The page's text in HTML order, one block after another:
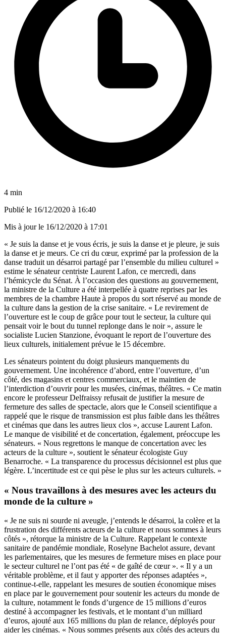
4 min
Publié le 16/12/2020 à 16:40
Mis à jour le 16/12/2020 à 17:01
« Je suis la danse et je vous écris, je suis la danse et je pleure, je suis
la danse et je meurs. Ce cri du cœur, exprimé par la profession de la
danse traduit un désarroi partagé par l’ensemble du milieu culturel »
estime le sénateur centriste Laurent Lafon, ce mercredi, dans
l’hémicycle du Sénat. À l’occasion des questions au gouvernement,
la ministre de la Culture a été interpellée à quatre reprises par les
membres de la chambre Haute à propos du sort réservé au monde de
la culture dans la gestion de la crise sanitaire. « Le revirement de
l’ouverture est le coup de grâce pour tout le secteur, la culture qui
pensait voir le bout du tunnel replonge dans le noir », assure le
socialiste Lucien Stanzione, évoquant le report de l’ouverture des
lieux culturels, initialement prévue le 15 décembre.
Les sénateurs pointent du doigt plusieurs manquements du
gouvernement. Une incohérence d’abord, entre l’ouverture, d’un
côté, des magasins et centres commerciaux, et le maintien de
l’interdiction d’ouvrir pour les musées, cinémas, théâtres. « Ce matin
encore le professeur Delfraissy refusait de justifier la mesure de
fermeture des salles de spectacle, alors que le Conseil scientifique a
rappelé que le risque de transmission est plus faible dans les théâtres
et cinémas que dans les autres lieux clos », accuse Laurent Lafon.
Le manque de visibilité et de concertation, également, préoccupe les
sénateurs. « Nous regrettons le manque de concertation avec les
acteurs de la culture », soutient le sénateur écologiste Guy
Benarroche. « La transparence du processus décisionnel est plus que
légère. L’incertitude est ce qui pèse le plus sur les acteurs culturels. »
« Nous travaillons à des mesures avec les acteurs du
monde de la culture »
« Je ne suis ni sourde ni aveugle, j’entends le désarroi, la colère et la
frustration des différents acteurs de la culture et nous sommes à leurs
côtés », rétorque la ministre de la Culture. Rappelant le contexte
sanitaire de pandémie mondiale, Roselyne Bachelot assure, devant
les parlementaires, que les mesures de fermeture mises en place pour
le secteur culturel ne l’ont pas été « de gaîté de cœur ». « Il y a un
véritable problème, et il faut y apporter des réponses adaptées »,
continue-t-elle, rappelant les mesures de soutien économique mises
en place par le gouvernement pour soutenir les acteurs du monde de
la culture, notamment le fonds d’urgence de 15 millions d’euros
destiné à accompagner les festivals, et le montant d’un milliard
d’euros, ajouté aux 165 millions du plan de relance, déployés pour
aider les cinémas. « Nous sommes présents aux côtés des acteurs du